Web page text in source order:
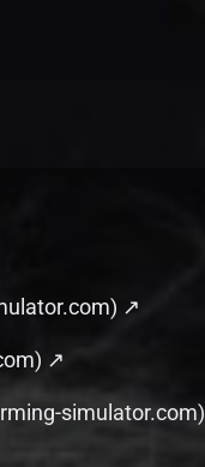
simulator.com)